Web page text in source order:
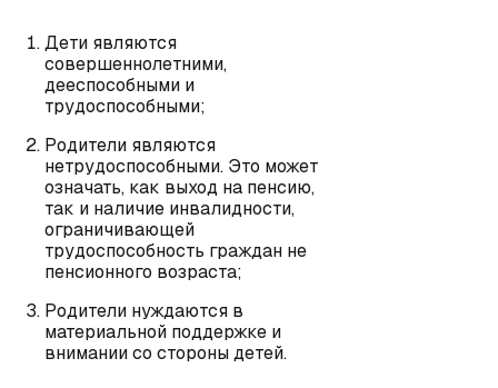
Дети являются
совершеннолетними,
дееспособными и
трудоспособными;
Родители являются
нетрудоспособными. Это может
означать, как выход на пенсию,
так и наличие инвалидности,
ограничивающей
трудоспособность граждан не
пенсионного возраста;
Родители нуждаются в
материальной поддержке и
внимании со стороны детей.